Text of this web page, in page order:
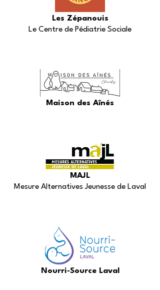
Les Zépanouis
Le Centre de Pédiatrie Sociale
Maison des Aînés
MAJL
Mesure Alternatives Jeunesse de Laval
Nourri-Source Laval